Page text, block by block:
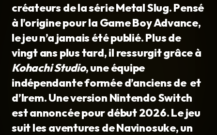
créateurs de la série Metal Slug. Pensé
à l’origine pour la Game Boy Advance,
le jeu n’a jamais été publié. Plus de
vingt ans plus tard, il ressurgit grâce à
Kohachi Studio, une équipe
indépendante formée d’anciens de et
d’Irem. Une version Nintendo Switch
est annoncée pour début 2026. Le jeu
suit les aventures de Navinosuke, un